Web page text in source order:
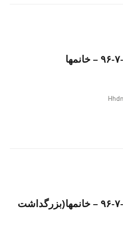
مجلس صبح جمعه ٢١-٧-۹۶ – خانمها(بزرگداشت